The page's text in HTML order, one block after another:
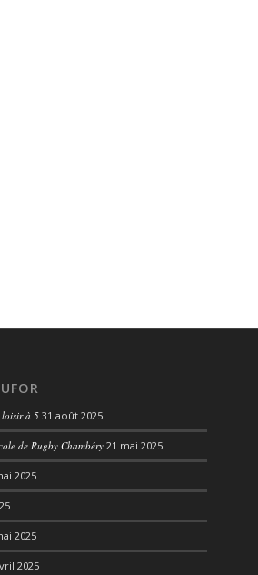
loisir à 5 31 août 2025
de Rugby Chambéry 21 mai 2025
2025
2025
2025